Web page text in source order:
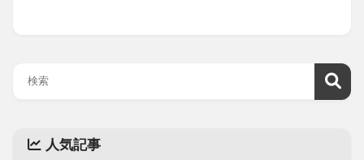
人気記事